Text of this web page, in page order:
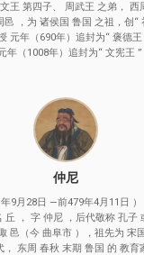
王 第四子、 周武王 之弟， 西
邑 ，为 诸侯国 鲁国 之祖，创“
元年（690年）追封为“ 褒德
年（1008年）追封为“ 文宪王
仲尼
9月28日 —前479年4月11日
丘 ， 字 仲尼 ，后代敬称 孔子
邑（今 曲阜市 ），祖先为 宋
， 东周 春秋 末期 鲁国 的 教育